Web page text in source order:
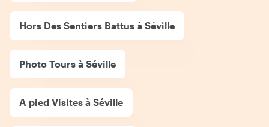
Hors Des Sentiers Battus à Séville
Photo Tours à Séville
A pied Visites à Séville